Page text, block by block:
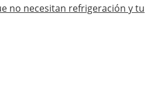
no necesitan refrigeración y tu